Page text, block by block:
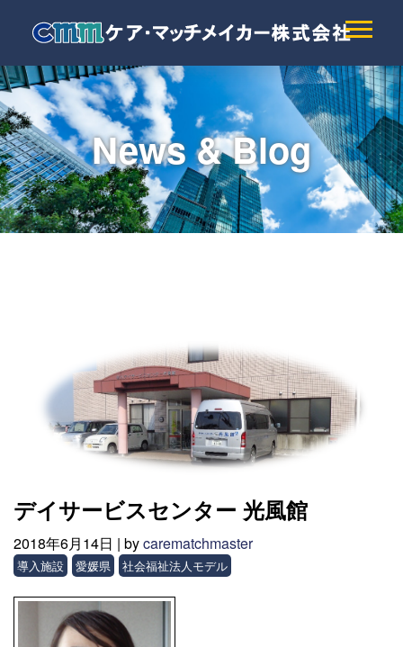
News & Blog
デイサービスセンター 光風館
2018年6月14日 | bycarematchmaster
導入施設 愛媛県 社会福祉法人モデル